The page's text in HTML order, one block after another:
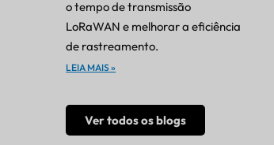
o tempo de transmissão
LoRaWAN e melhorar a eficiência
de rastreamento.
LEIA MAIS »
Ver todos os blogs